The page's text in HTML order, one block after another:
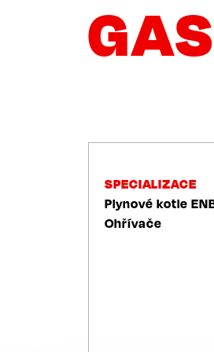
SPECIALIZACE
Plynové kotle
Ohřívače